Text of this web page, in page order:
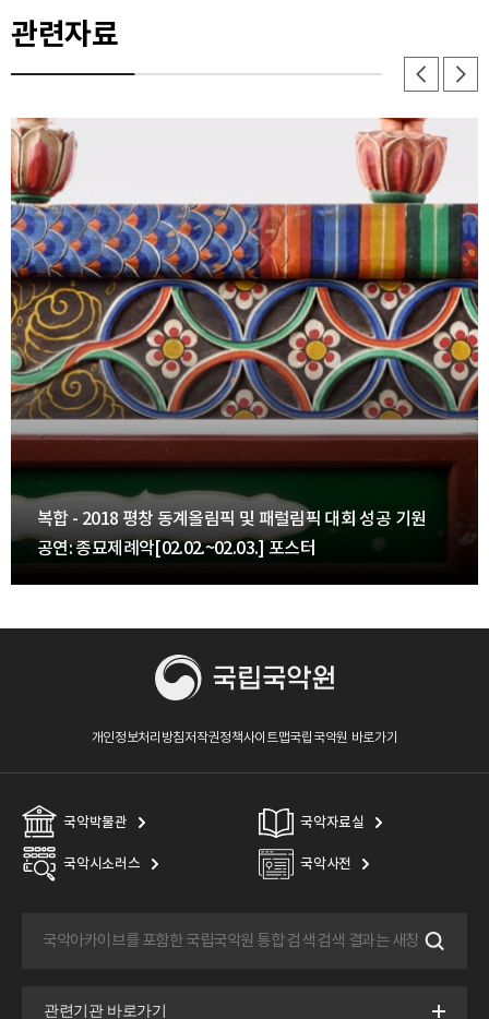
관련자료
복합 - 2018 평창 동계올림픽 및 패럴림픽 대회 성공 기원
공연: 종묘제례악[02.02.~02.03.] 포스터
개인정보처리방침저작권정책사이트맵국립국악원 바로가기
국악박물관 국악자료실
국악시소러스 국악사전